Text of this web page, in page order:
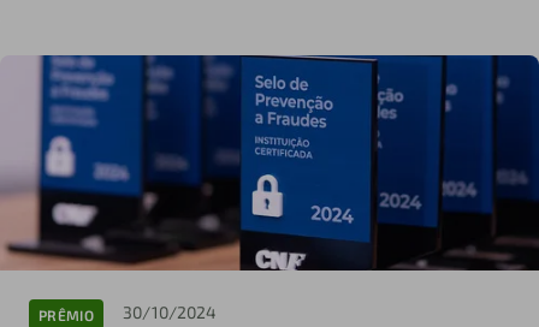
PRÊMIO 30/10/2024